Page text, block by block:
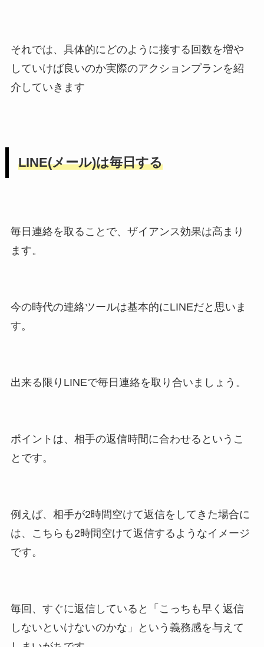
それでは、具体的にどのように接する回数を増や
していけば良いのか実際のアクションプランを紹
介していきます
LINE(メール)は毎日する
毎日連絡を取ることで、ザイアンス効果は高まり
ます。
今の時代の連絡ツールは基本的にLINEだと思いま
す。
出来る限りLINEで毎日連絡を取り合いましょう。
ポイントは、相手の返信時間に合わせるというこ
とです。
例えば、相手が2時間空けて返信をしてきた場合に
は、こちらも2時間空けて返信するようなイメージ
です。
毎回、すぐに返信していると「 こっちも早く返信
しないといけないのかな 」という義務感を与えて